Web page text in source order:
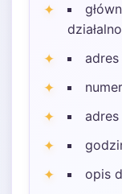
adres
opis